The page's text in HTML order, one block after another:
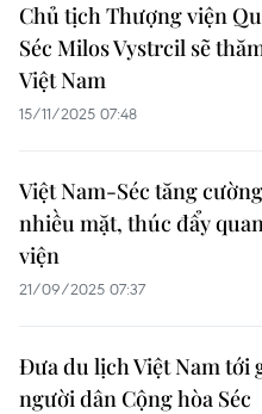
Chủ tịch Thượng viện
Séc Milos Vystrcil sẽ
Việt Nam
15/11/2025 07:48
Việt Nam-Séc tăng
nhiều mặt, thúc đẩy
viện
21/09/2025 07:37
Đưa du lịch Việt Nam tới
người dân Cộng hòa Séc